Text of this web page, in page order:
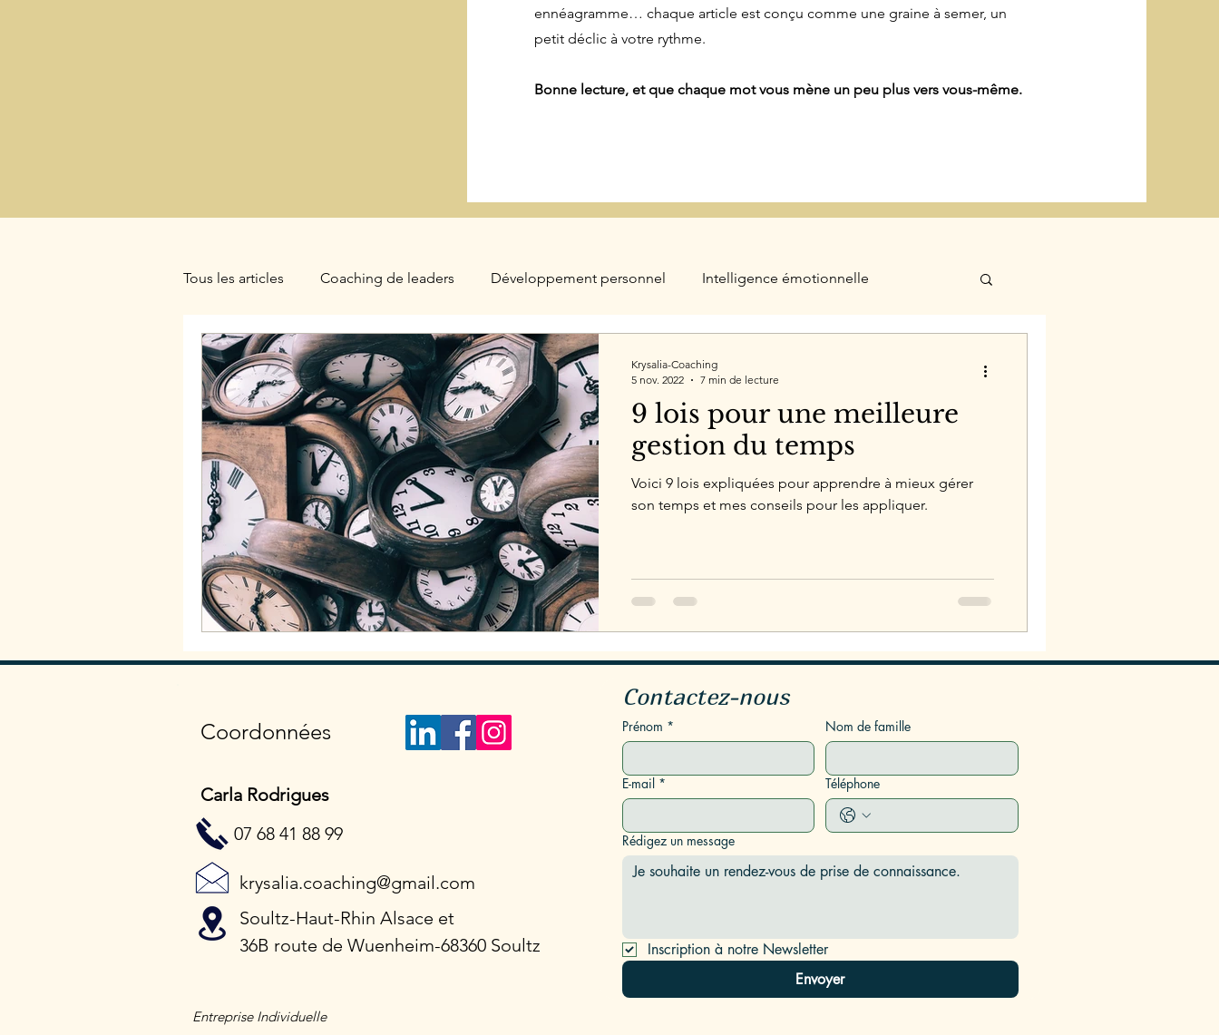
ennéagramme… chaque article est conçu comme une graine à semer, un
petit déclic à votre rythme.
Bonne lecture, et que chaque mot vous mène un peu plus vers vous-même.
Tous les articles Coaching de leaders Développement personnel Intelligence émotionnelle
Ennéagramme Hypnothérapie
9 lois pour une meilleure
gestion du temps
Voici 9 lois expliquées pour apprendre à mieux gérer
son temps et mes conseils pour les appliquer.
Krysalia-Coaching
5 nov. 2022
7 min de lecture
Coordonnées
Carla Rodrigues
07 68 41 88 99
krysalia.coaching@gmail.com
Soultz-Haut-Rhin Alsace et
36B route de Wuenheim-68360 Soultz
Entreprise Individuelle
Contactez-nous
Prénom * Nom de famille
E-mail * Téléphone
Rédigez un message
Inscription à notre Newsletter
Envoyer